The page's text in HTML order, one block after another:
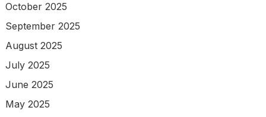
October 2025
September 2025
August 2025
July 2025
June 2025
May 2025